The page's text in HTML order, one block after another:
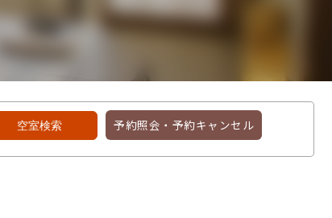
予約照会・予約キャンセル